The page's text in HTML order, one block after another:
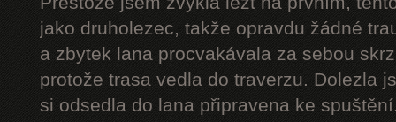
jako druholezec, takže opravdu žádné
a zbytek lana procvakávala za sebou
protože trasa vedla do traverzu. Dolezla
si odsedla do lana připravena ke